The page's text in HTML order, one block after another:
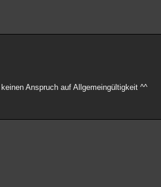
Anspruch auf Allgemeingültigkeit ^^